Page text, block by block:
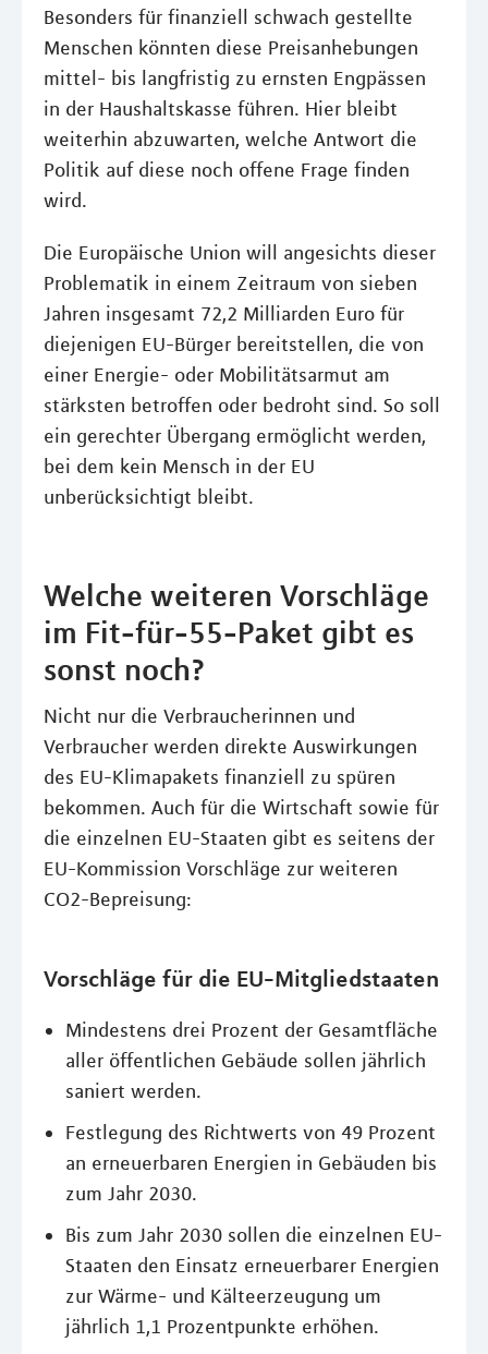
Besonders für finanziell schwach gestellte
Menschen könnten diese Preisanhebungen
mittel- bis langfristig zu ernsten Engpässen
in der Haushaltskasse führen. Hier bleibt
weiterhin abzuwarten, welche Antwort die
Politik auf diese noch offene Frage finden
wird.
Die Europäische Union will angesichts dieser
Problematik in einem Zeitraum von sieben
Jahren insgesamt 72,2 Milliarden Euro für
diejenigen EU-Bürger bereitstellen, die von
einer Energie- oder Mobilitätsarmut am
stärksten betroffen oder bedroht sind. So soll
ein gerechter Übergang ermöglicht werden,
bei dem kein Mensch in der EU
unberücksichtigt bleibt.
Welche weiteren Vorschläge
im Fit-für-55-Paket gibt es
sonst noch?
Nicht nur die Verbraucherinnen und
Verbraucher werden direkte Auswirkungen
des EU-Klimapakets finanziell zu spüren
bekommen. Auch für die Wirtschaft sowie für
die einzelnen EU-Staaten gibt es seitens der
EU-Kommission Vorschläge zur weiteren
CO2-Bepreisung:
Vorschläge für die EU-Mitgliedstaaten
Mindestens drei Prozent der Gesamtfläche
aller öffentlichen Gebäude sollen jährlich
saniert werden.
Festlegung des Richtwerts von 49 Prozent
an erneuerbaren Energien in Gebäuden bis
zum Jahr 2030.
Bis zum Jahr 2030 sollen die einzelnen EU-
Staaten den Einsatz erneuerbarer Energien
zur Wärme- und Kälteerzeugung um
jährlich 1,1 Prozentpunkte erhöhen.